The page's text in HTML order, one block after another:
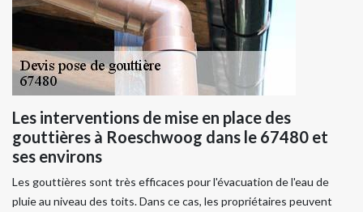
Les interventions de mise en place des
gouttières à Roeschwoog dans le 67480 et
ses environs
Les gouttières sont très efficaces pour l'évacuation de l'eau de
pluie au niveau des toits. Dans ce cas, les propriétaires peuvent